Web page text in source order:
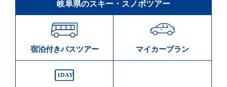
岐阜県のスキー・スノボツアー
宿泊付きバスツアー マイカープラン